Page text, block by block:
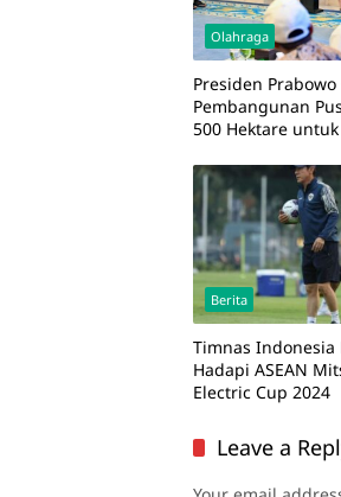
Olahraga
Presiden
Pembangunan
500 Hektare
Berita
Timnas Indonesia
Hadapi ASEAN
Electric Cup 2024
Leave a